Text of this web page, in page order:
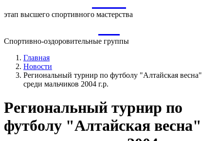
этап высшего спортивного мастерства
Спортивно-оздоровительные группы
Главная
Новости
Региональный турнир по футболу "Алтайская весна"
среди мальчиков 2004 г.р.
Региональный турнир по
футболу "Алтайская весна"